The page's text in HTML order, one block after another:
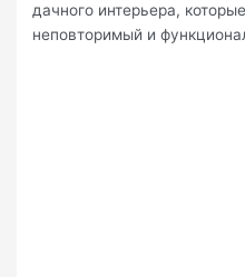
дачного интерьера,
неповторимый и